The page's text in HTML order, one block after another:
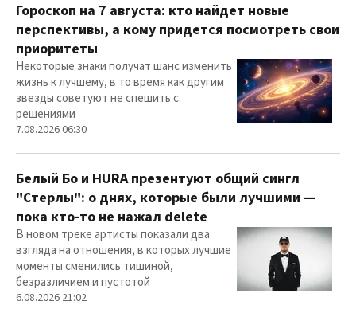
Гороскоп на 7 августа: кто найдет новые
перспективы, а кому придется посмотреть свои
приоритеты
Некоторые знаки получат шанс изменить
жизнь к лучшему, в то время как другим
звезды советуют не спешить с
решениями
7.08.2026 06:30
Белый Бо и HURA презентуют общий сингл
"Стерлы": о днях, которые были лучшими —
пока кто-то не нажал delete
В новом треке артисты показали два
взгляда на отношения, в которых лучшие
моменты сменились тишиной,
безразличием и пустотой
6.08.2026 21:02